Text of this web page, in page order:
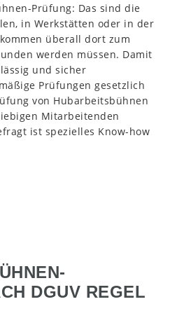
Prüfung: Das sind die
in Werkstätten oder in der
überall dort zum
werden müssen. Damit
und sicher
Prüfungen gesetzlich
von Hubarbeitsbühnen
Mitarbeitenden
ist spezielles Know-how
DGUV REGEL